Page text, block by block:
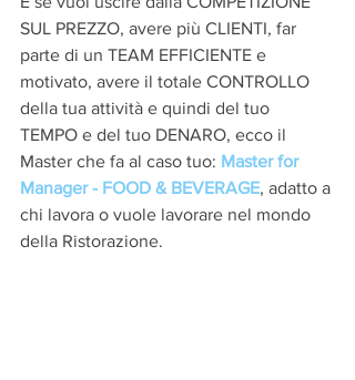
SUL PREZZO, avere più CLIENTI, far
parte di un TEAM EFFICIENTE e
motivato, avere il totale CONTROLLO
della tua attività e quindi del tuo
TEMPO e del tuo DENARO, ecco il
Master che fa al caso tuo: Master for
Manager - FOOD & BEVERAGE, adatto a
chi lavora o vuole lavorare nel mondo
della Ristorazione.